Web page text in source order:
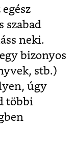
szabad
neki.
bizonyos
stb.)
úgy
többi